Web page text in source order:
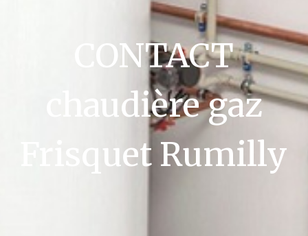
CONTACT
chaudière gaz
Frisquet Rumilly